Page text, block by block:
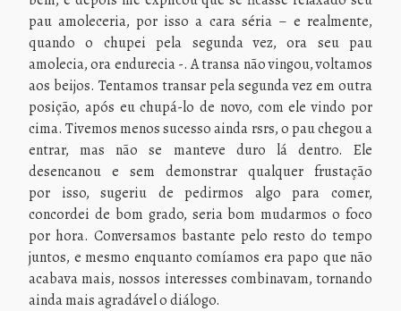
pau amoleceria, por isso a cara séria – e realmente,
quando o chupei pela segunda vez, ora seu pau
amolecia, ora endurecia -. A transa não vingou, voltamos
aos beijos. Tentamos transar pela segunda vez em outra
posição, após eu chupá-lo de novo, com ele vindo por
cima. Tivemos menos sucesso ainda rsrs, o pau chegou a
entrar, mas não se manteve duro lá dentro. Ele
desencanou e sem demonstrar qualquer frustação
por isso, sugeriu de pedirmos algo para comer,
concordei de bom grado, seria bom mudarmos o foco
por hora. Conversamos bastante pelo resto do tempo
juntos, e mesmo enquanto comíamos era papo que não
acabava mais, nossos interesses combinavam, tornando
ainda mais agradável o diálogo.